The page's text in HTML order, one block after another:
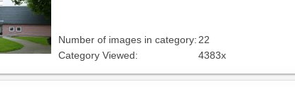
Number of images in category:22
Category Viewed:
4383x